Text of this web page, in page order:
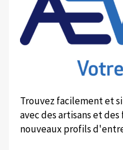
Trouvez facilement et
avec des artisans et
nouveaux profils